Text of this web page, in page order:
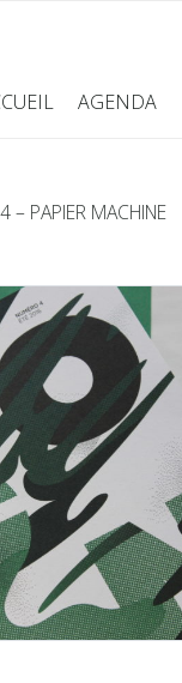
AGENDA
– PAPIER MACHINE